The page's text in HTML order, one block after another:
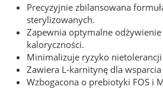
Precyzyjnie zbilansowana
sterylizowanych.
Zapewnia optymalne
kaloryczności.
Minimalizuje ryzyko
Zawiera L-karnitynę dla
Wzbogacona o prebiotyki FOS i